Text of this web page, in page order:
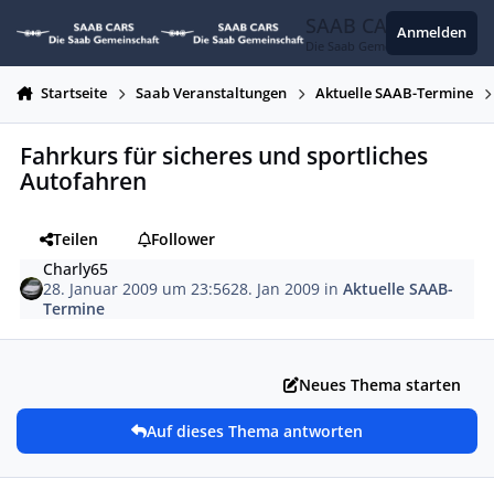
SAAB CARS
Die Saab Gemeinschaft
Anmelden
Startseite Saab Veranstaltungen Aktuelle SAAB-Termine
Fahrkurs für sicheres und sportliches
Autofahren
Teilen
Follower
Charly65
28. Januar 2009 um 23:5628. Jan 2009 inAktuelle SAAB-
Termine
Neues Thema starten
Auf dieses Thema antworten